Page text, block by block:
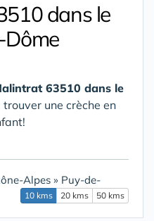
dans le
63510 dans le
trouver une crèche en
Alpes » Puy-de-
10 kms 20 kms 50 kms